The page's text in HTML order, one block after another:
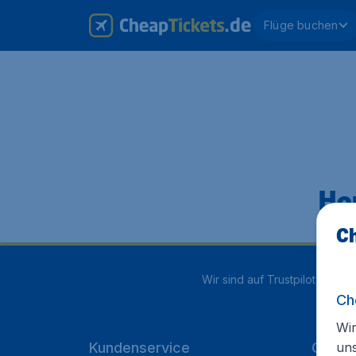
Flüge buchen
Wir sind auf Trustpilot mit
Kundenservice